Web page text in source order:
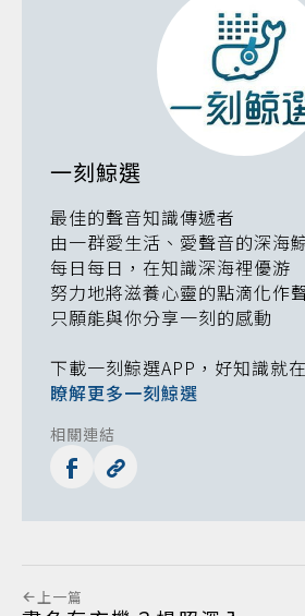
一刻鯨選
最佳的聲音知識傳遞者
由一群愛生活、愛聲音的深海
每日每日，在知識深海裡優游
努力地將滋養心靈的點滴化作
只願能與你分享一刻的感動
下載一刻鯨選APP，好知識就
瞭解更多一刻鯨選
相關連結
上一篇